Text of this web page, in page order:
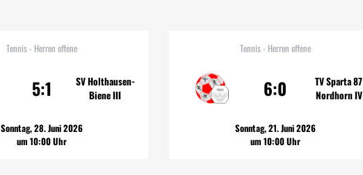
Tennis - Herren offene
5:1
SV Holthausen-
Biene III
Sonntag, 28. Juni 2026
um 10:00 Uhr
Tennis - Herren offene
6:0
TV Sparta 87
Nordhorn IV
Sonntag, 21. Juni 2026
um 10:00 Uhr